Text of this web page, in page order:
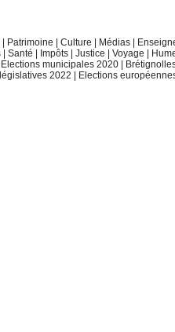
Patrimoine Culture Médias
Santé Impôts Justice Voyage
Elections municipales 2020
2022 Elections